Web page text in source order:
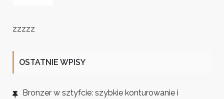
zzzzz
OSTATNIE WPISY
Bronzer w sztyfcie: szybkie konturowanie i